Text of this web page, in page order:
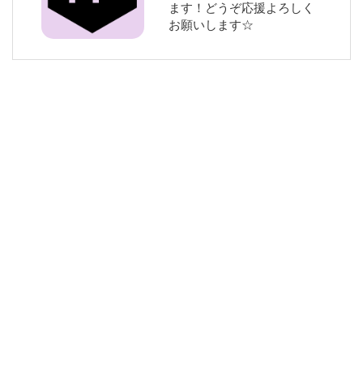
ます！どうぞ応援よろしく
お願いします☆